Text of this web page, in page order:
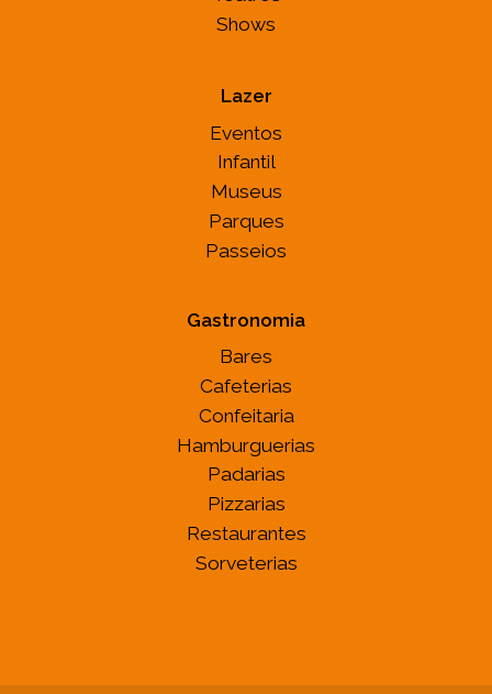
Shows
Lazer
Eventos
Infantil
Museus
Parques
Passeios
Gastronomia
Bares
Cafeterias
Confeitaria
Hamburguerias
Padarias
Pizzarias
Restaurantes
Sorveterias